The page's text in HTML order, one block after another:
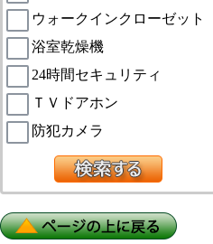
ウォークインクローゼット
浴室乾燥機
24時間セキュリティ
ＴＶドアホン
防犯カメラ